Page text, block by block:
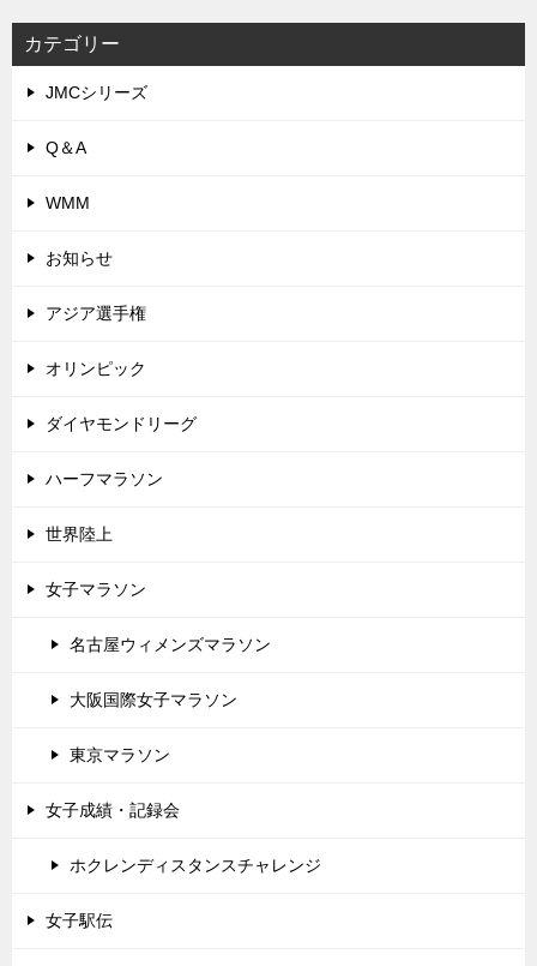
カテゴリー
JMCシリーズ
Q＆A
WMM
お知らせ
アジア選手権
オリンピック
ダイヤモンドリーグ
ハーフマラソン
世界陸上
女子マラソン
名古屋ウィメンズマラソン
大阪国際女子マラソン
東京マラソン
女子成績・記録会
ホクレンディスタンスチャレンジ
女子駅伝